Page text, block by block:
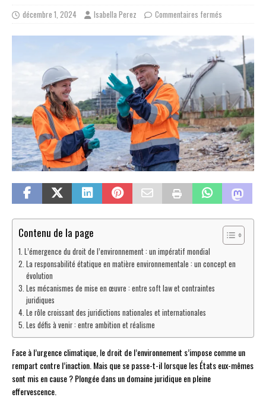
décembre 1, 2024 Isabella Perez Commentaires fermés
Contenu de la page
L’émergence du droit de l’environnement : un impératif mondial
La responsabilité étatique en matière environnementale : un concept en
évolution
Les mécanismes de mise en œuvre : entre soft law et contraintes
juridiques
Le rôle croissant des juridictions nationales et internationales
Les défis à venir : entre ambition et réalisme
Face à l’urgence climatique, le droit de l’environnement s’impose comme un
rempart contre l’inaction. Mais que se passe-t-il lorsque les États eux-mêmes
sont mis en cause ? Plongée dans un domaine juridique en pleine
effervescence.